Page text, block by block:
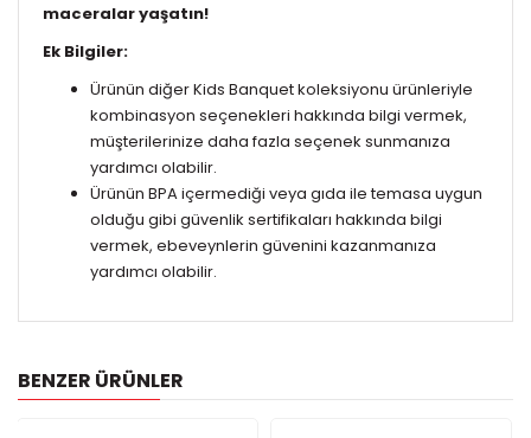
maceralar yaşatın!
Ek Bilgiler:
Ürünün diğer Kids Banquet koleksiyonu ürünleriyle
kombinasyon seçenekleri hakkında bilgi vermek,
müşterilerinize daha fazla seçenek sunmanıza
yardımcı olabilir.
Ürünün BPA içermediği veya gıda ile temasa uygun
olduğu gibi güvenlik sertifikaları hakkında bilgi
vermek, ebeveynlerin güvenini kazanmanıza
yardımcı olabilir.
BENZER ÜRÜNLER